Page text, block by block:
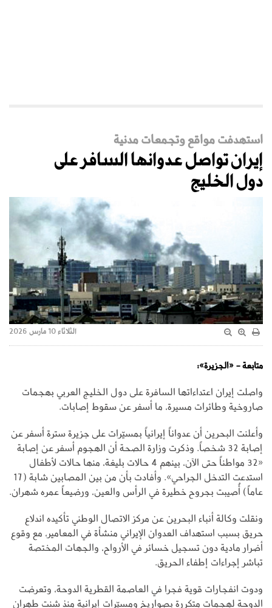
استهدفت مواقع وتجمعات مدنية
إيران تواصل عدوانها السافر على
دول الخليج
الثلاثاء 10 مارس 2026
متابعة - «الجزيرة»:
واصلت إيران اعتداءاتها السافرة على دول الخليج العربي بهجمات
صاروخية وطائرات مسيرة، ما أسفر عن سقوط إصابات.
وأعلنت البحرين أن عدواناً إيرانياً بمسيّرات على جزيرة سترة أسفر عن
إصابة 32 شخصاً. وذكرت وزارة الصحة أن الهجوم أسفر عن إصابة
«32 مواطناً حتى الآن، بينهم 4 حالات بليغة، منها حالات لأطفال
استدعت التدخل الجراحي». وأفادت بأن من بين المصابين شابة (17
عاماً) أُصيبت بجروح خطيرة في الرأس والعين، ورضيعاً عمره شهران.
ونقلت وكالة أنباء البحرين عن مركز الاتصال الوطني تأكيده اندلاع
حريق بسبب استهداف العدوان الإيراني منشأة في المعامير، مع وقوع
أضرار مادية دون تسجيل خسائر في الأرواح، والجهات المختصة
تباشر إجراءات إطفاء الحريق.
ودوت انفجارات قوية فجرا في العاصمة القطرية الدوحة، وتعرضت
الدوحة لهجمات متكررة بصواريخ ومسيّرات إيرانية منذ شنت طهران